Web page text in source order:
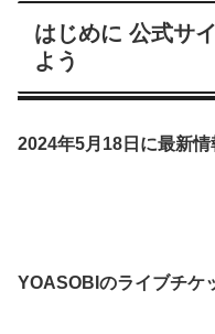
はじめに 公式サ
よう
2024年5月18日に最新情
YOASOBIのライブチケ